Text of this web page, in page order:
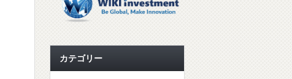
カテゴリー